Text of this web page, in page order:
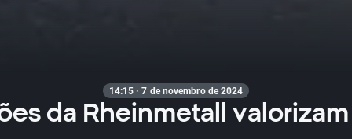
14:15 · 7 de novembro de 2024
da Rheinmetall valorizam